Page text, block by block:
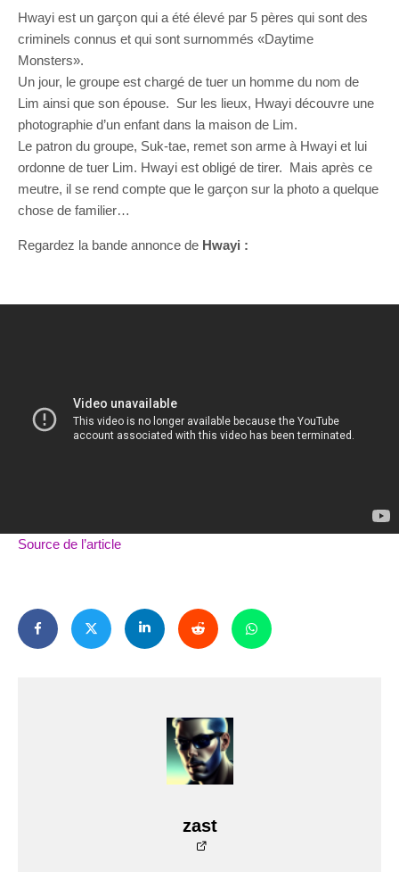
Hwayi est un garçon qui a été élevé par 5 pères qui sont des
criminels connus et qui sont surnommés «Daytime
Monsters».
Un jour, le groupe est chargé de tuer un homme du nom de
Lim ainsi que son épouse. Sur les lieux, Hwayi découvre une
photographie d’un enfant dans la maison de Lim.
Le patron du groupe, Suk-tae, remet son arme à Hwayi et lui
ordonne de tuer Lim. Hwayi est obligé de tirer. Mais après ce
meutre, il se rend compte que le garçon sur la photo a quelque
chose de familier…
Regardez la bande annonce de Hwayi :
Source de l’article
zast